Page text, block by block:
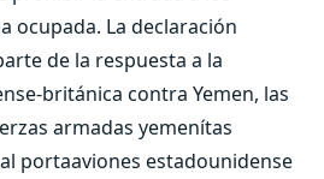
ocupada. La declaración
de la respuesta a la
británica contra Yemen, las
armadas yemenítas
portaaviones estadounidense